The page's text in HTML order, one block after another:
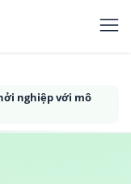
nghiệp với mô